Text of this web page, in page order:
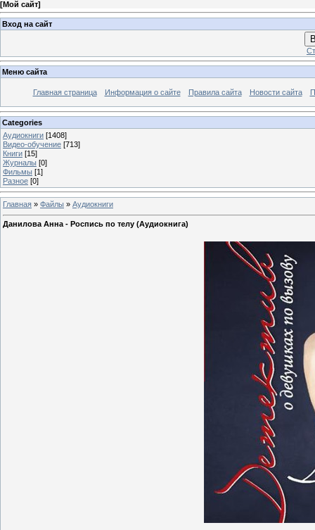
[Мой сайт]
Вход на сайт
Меню сайта
Главная страница Информация о сайте Правила сайта Новости сайта
Categories
Аудиокниги [1408]
Видео-обучение [713]
Книги [15]
Журналы [0]
Фильмы [1]
Разное [0]
Главная » Файлы » Аудиокниги
Данилова Анна - Роспись по телу (Аудиокнига)